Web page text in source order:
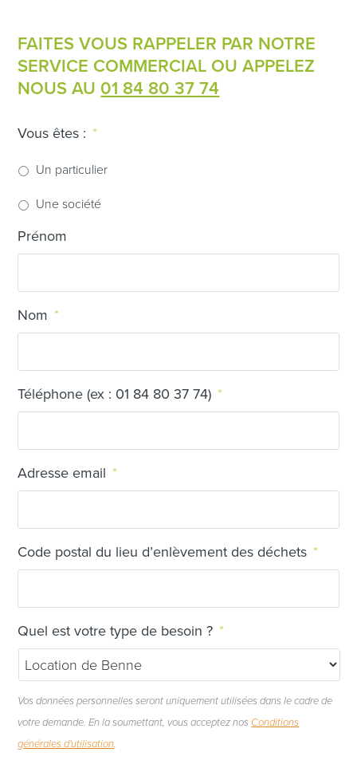
FAITES VOUS RAPPELER PAR NOTRE
SERVICE COMMERCIAL OU APPELEZ
NOUS AU 01 84 80 37 74
Vous êtes : *
Un particulier
Une société
Prénom
Nom *
Téléphone (ex : 01 84 80 37 74) *
Adresse email *
Code postal du lieu d’enlèvement des déchets *
Quel est votre type de besoin ? *
Vos données personnelles seront uniquement utilisées dans le cadre de
votre demande. En la soumettant, vous acceptez nos Conditions
générales d'utilisation.